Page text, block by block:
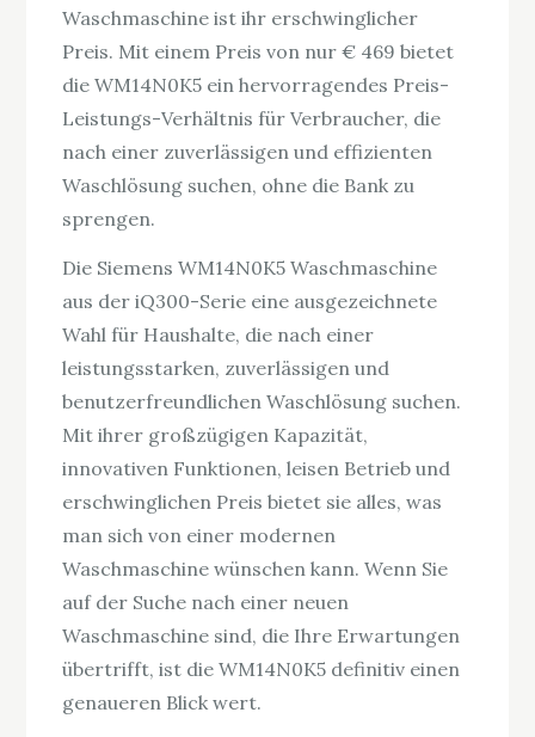
Waschmaschine ist ihr erschwinglicher
Preis. Mit einem Preis von nur € 469 bietet
die WM14N0K5 ein hervorragendes Preis-
Leistungs-Verhältnis für Verbraucher, die
nach einer zuverlässigen und effizienten
Waschlösung suchen, ohne die Bank zu
sprengen.
Die Siemens WM14N0K5 Waschmaschine
aus der iQ300-Serie eine ausgezeichnete
Wahl für Haushalte, die nach einer
leistungsstarken, zuverlässigen und
benutzerfreundlichen Waschlösung suchen.
Mit ihrer großzügigen Kapazität,
innovativen Funktionen, leisen Betrieb und
erschwinglichen Preis bietet sie alles, was
man sich von einer modernen
Waschmaschine wünschen kann. Wenn Sie
auf der Suche nach einer neuen
Waschmaschine sind, die Ihre Erwartungen
übertrifft, ist die WM14N0K5 definitiv einen
genaueren Blick wert.